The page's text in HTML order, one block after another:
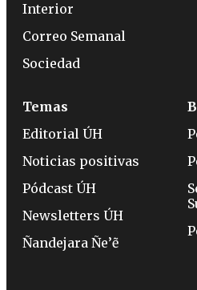
Interior
Correo Semanal
Sociedad
Temas
Editorial ÚH
Noticias positivas
Pódcast ÚH
Newsletters ÚH
Ñandejara Ñe’ẽ